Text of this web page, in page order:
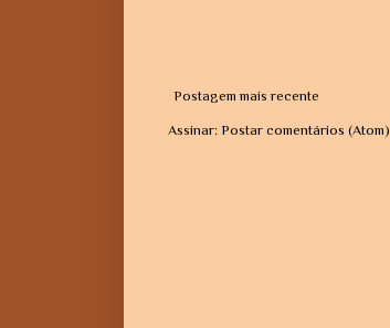
Postagem mais recente
Assinar: Postar comentários (Atom)